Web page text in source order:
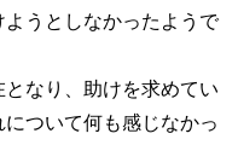
うとしなかったようで
なり、助けを求めてい
ついて何も感じなかっ